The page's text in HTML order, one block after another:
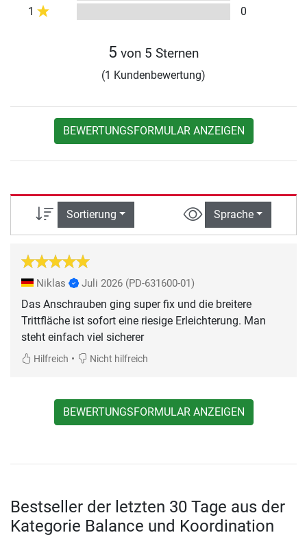
1
0
5 von 5 Sternen
(1 Kundenbewertung)
BEWERTUNGSFORMULAR ANZEIGEN
Sortierung Sprache
Niklas Juli 2026 (PD-631600-01)
Das Anschrauben ging super fix und die breitere
Trittfläche ist sofort eine riesige Erleichterung. Man
steht einfach viel sicherer
Hilfreich • Nicht hilfreich
BEWERTUNGSFORMULAR ANZEIGEN
Bestseller der letzten 30 Tage aus der
Kategorie Balance und Koordination